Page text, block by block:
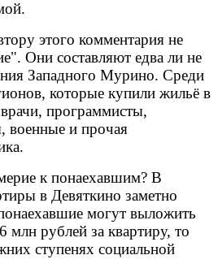
этого комментария не
Они составляют едва ли не
Западного Мурино. Среди
которые купили жильё в
программисты,
военные и прочая
к понаехавшим? В
в Девяткино заметно
могут выложить
млн рублей за квартиру, то
ступенях социальной